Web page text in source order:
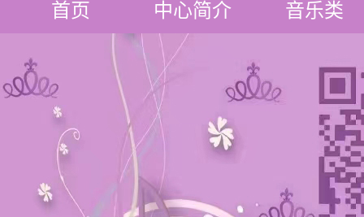
首页 中心简介 音乐类